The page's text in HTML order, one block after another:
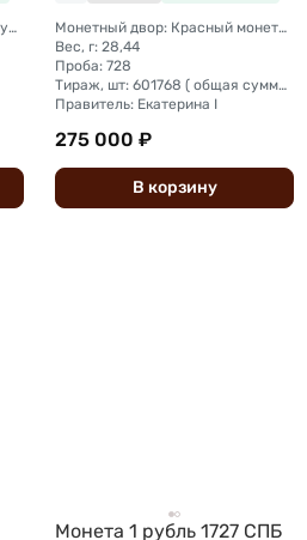
Монетный двор: Санкт-Петербургский монетный двор
Монетный двор: Красный монетный двор (Москва)
Вес, г: 28,44
Проба: 728
Тираж, шт: 601768 ( общая сумма чеканки на Красном и С.-Петербургскомных дворах, чеканились как с портретом Екатерины I так и с портретом Петра II )
Правитель: Екатерина I
275 000 ₽
В корзину
Монета 1 рубль 1727 СПБ